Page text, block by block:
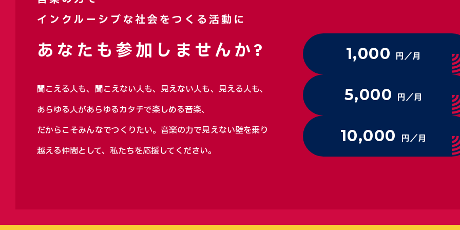
インクルーシブな社会をつくる活動に
あなたも参加しませんか?
聞こえる人も、聞こえない人も、見えない人も、見える人も、
あらゆる人があらゆるカタチで楽しめる音楽、
だからこそみんなでつくりたい。音楽の力で見えない壁を乗り
越える仲間として、私たちを応援してください。
1,000 円／月
5,000 円／月
10,000 円／月